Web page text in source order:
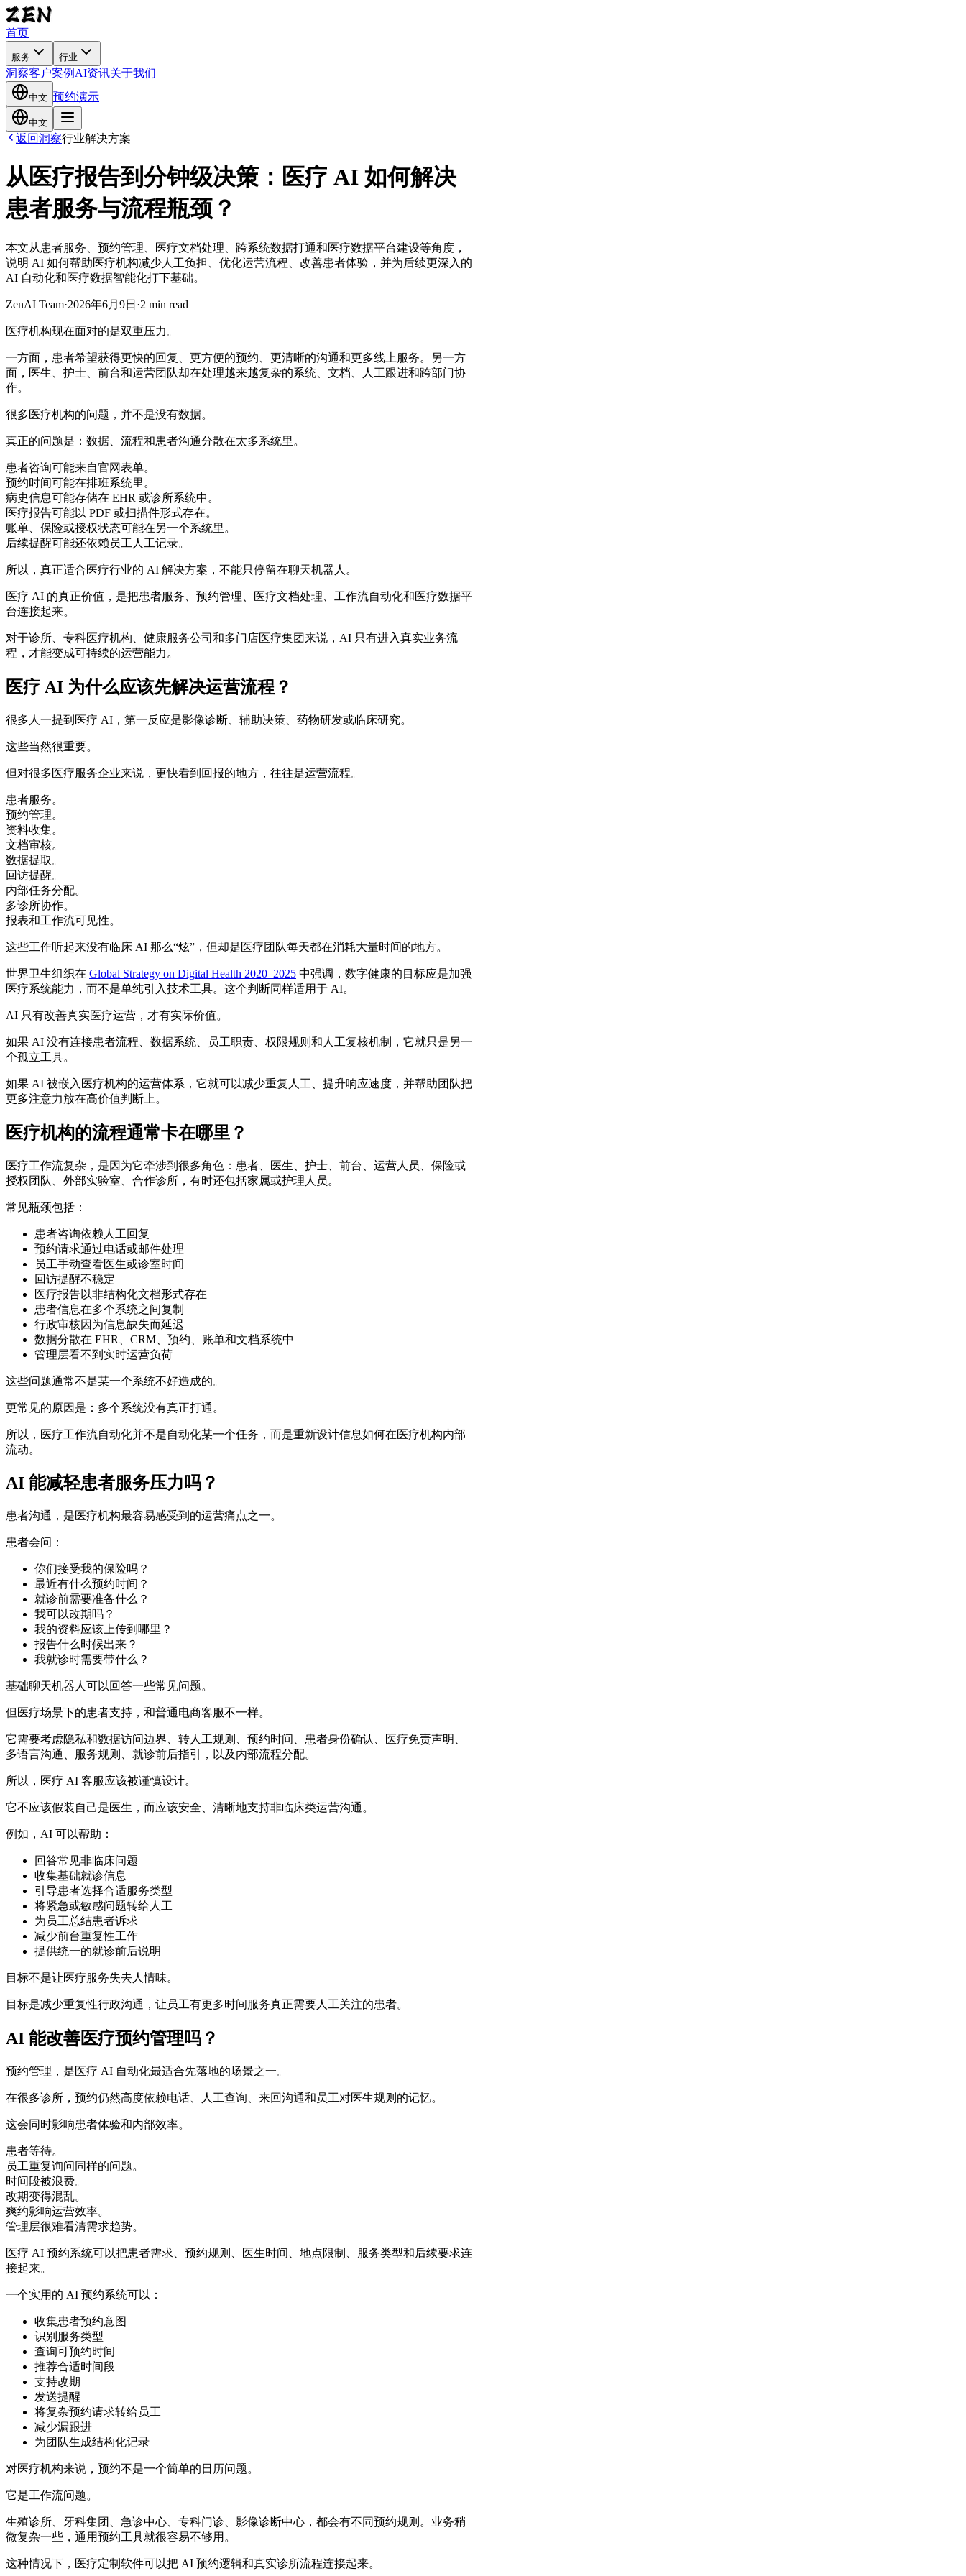
首页
服务 行业
洞察客户案例 AI资讯关于我们
中文 预约演示
中文
返回洞察行业解决方案
从医疗报告到分钟级决策：医疗 AI 如何解决
患者服务与流程瓶颈？
本文从患者服务、预约管理、医疗文档处理、跨系统数据打通和医疗数据平台建设等角度，
说明 AI 如何帮助医疗机构减少人工负担、优化运营流程、改善患者体验，并为后续更深入的
AI 自动化和医疗数据智能化打下基础。
ZenAI Team·2026年6月9日 ·2 min read
医疗机构现在面对的是双重压力。
一方面，患者希望获得更快的回复、更方便的预约、更清晰的沟通和更多线上服务。另一方
面，医生、护士、前台和运营团队却在处理越来越复杂的系统、文档、人工跟进和跨部门协
作。
很多医疗机构的问题，并不是没有数据。
真正的问题是：数据、流程和患者沟通分散在太多系统里。
患者咨询可能来自官网表单。
预约时间可能在排班系统里。
病史信息可能存储在 EHR 或诊所系统中。
医疗报告可能以 PDF 或扫描件形式存在。
账单、保险或授权状态可能在另一个系统里。
后续提醒可能还依赖员工人工记录。
所以，真正适合医疗行业的 AI 解决方案，不能只停留在聊天机器人。
医疗 AI 的真正价值，是把患者服务、预约管理、医疗文档处理、工作流自动化和医疗数据平
台连接起来。
对于诊所、专科医疗机构、健康服务公司和多门店医疗集团来说，AI 只有进入真实业务流
程，才能变成可持续的运营能力。
医疗 AI 为什么应该先解决运营流程？
很多人一提到医疗 AI，第一反应是影像诊断、辅助决策、药物研发或临床研究。
这些当然很重要。
但对很多医疗服务企业来说，更快看到回报的地方，往往是运营流程。
患者服务。
预约管理。
资料收集。
文档审核。
数据提取。
回访提醒。
内部任务分配。
多诊所协作。
报表和工作流可见性。
这些工作听起来没有临床 AI 那么“炫”，但却是医疗团队每天都在消耗大量时间的地方。
世界卫生组织在 Global Strategy on Digital Health 2020–2025 中强调，数字健康的目标应是加强
医疗系统能力，而不是单纯引入技术工具。这个判断同样适用于 AI。
AI 只有改善真实医疗运营，才有实际价值。
如果 AI 没有连接患者流程、数据系统、员工职责、权限规则和人工复核机制，它就只是另一
个孤立工具。
如果 AI 被嵌入医疗机构的运营体系，它就可以减少重复人工、提升响应速度，并帮助团队把
更多注意力放在高价值判断上。
医疗机构的流程通常卡在哪里？
医疗工作流复杂，是因为它牵涉到很多角色：患者、医生、护士、前台、运营人员、保险或
授权团队、外部实验室、合作诊所，有时还包括家属或护理人员。
常见瓶颈包括：
患者咨询依赖人工回复
预约请求通过电话或邮件处理
员工手动查看医生或诊室时间
回访提醒不稳定
医疗报告以非结构化文档形式存在
患者信息在多个系统之间复制
行政审核因为信息缺失而延迟
数据分散在 EHR、CRM、预约、账单和文档系统中
管理层看不到实时运营负荷
这些问题通常不是某一个系统不好造成的。
更常见的原因是：多个系统没有真正打通。
所以，医疗工作流自动化并不是自动化某一个任务，而是重新设计信息如何在医疗机构内部
流动。
AI 能减轻患者服务压力吗？
患者沟通，是医疗机构最容易感受到的运营痛点之一。
患者会问：
你们接受我的保险吗？
最近有什么预约时间？
就诊前需要准备什么？
我可以改期吗？
我的资料应该上传到哪里？
报告什么时候出来？
我就诊时需要带什么？
基础聊天机器人可以回答一些常见问题。
但医疗场景下的患者支持，和普通电商客服不一样。
它需要考虑隐私和数据访问边界、转人工规则、预约时间、患者身份确认、医疗免责声明、
多语言沟通、服务规则、就诊前后指引，以及内部流程分配。
所以，医疗 AI 客服应该被谨慎设计。
它不应该假装自己是医生，而应该安全、清晰地支持非临床类运营沟通。
例如，AI 可以帮助：
回答常见非临床问题
收集基础就诊信息
引导患者选择合适服务类型
将紧急或敏感问题转给人工
为员工总结患者诉求
减少前台重复性工作
提供统一的就诊前后说明
目标不是让医疗服务失去人情味。
目标是减少重复性行政沟通，让员工有更多时间服务真正需要人工关注的患者。
AI 能改善医疗预约管理吗？
预约管理，是医疗 AI 自动化最适合先落地的场景之一。
在很多诊所，预约仍然高度依赖电话、人工查询、来回沟通和员工对医生规则的记忆。
这会同时影响患者体验和内部效率。
患者等待。
员工重复询问同样的问题。
时间段被浪费。
改期变得混乱。
爽约影响运营效率。
管理层很难看清需求趋势。
医疗 AI 预约系统可以把患者需求、预约规则、医生时间、地点限制、服务类型和后续要求连
接起来。
一个实用的 AI 预约系统可以：
收集患者预约意图
识别服务类型
查询可预约时间
推荐合适时间段
支持改期
发送提醒
将复杂预约请求转给员工
减少漏跟进
为团队生成结构化记录
对医疗机构来说，预约不是一个简单的日历问题。
它是工作流问题。
生殖诊所、牙科集团、急诊中心、专科门诊、影像诊断中心，都会有不同预约规则。业务稍
微复杂一些，通用预约工具就很容易不够用。
这种情况下，医疗定制软件可以把 AI 预约逻辑和真实诊所流程连接起来。